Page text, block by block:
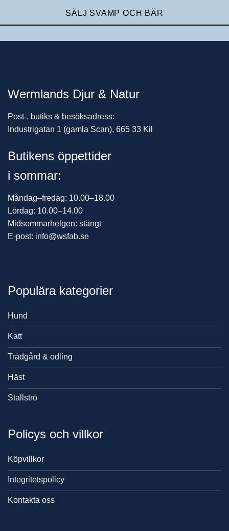
SÄLJ SVAMP OCH BÄR
Wermlands Djur & Natur
Post-, butiks & besöksadress:
Industrigatan 1 (gamla Scan), 665 33 Kil
Butikens öppettider
i sommar:
Måndag–fredag: 10.00–18.00
Lördag: 10.00–14.00
Midsommarhelgen: stängt
E-post: info@wsfab.se
Populära kategorier
Hund
Katt
Trädgård & odling
Häst
Stallströ
Policys och villkor
Köpvillkor
Integritetspolicy
Kontakta oss